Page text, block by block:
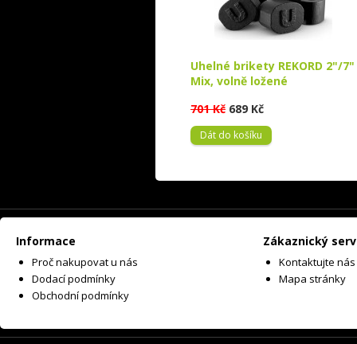
Uhelné brikety REKORD 2"/7"
Mix, volně ložené
701 Kč 689 Kč
Dát do košíku
Informace
Proč nakupovat u nás
Dodací podmínky
Obchodní podmínky
Zákaznický
Kontaktujte nás
Mapa stránky